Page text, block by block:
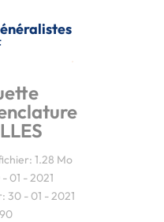
1.28 Mo
01 - 2021
30 - 01 - 2021